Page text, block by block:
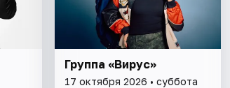
Группа «Вирус»
17 октября 2026 • суббота